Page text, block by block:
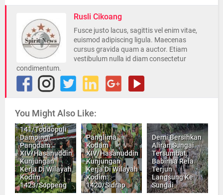
Rusli Cikoang
Fusce justo lacus, sagittis vel enim vitae,
euismod adipiscing ligula. Maecenas
cursus gravida quam a auctor. Etiam
vestibulum nulla id diam consectetur
condimentum.
You Might Also Like:
141/Toddopuli
Dampingi
Pangdam
XIV/Hasanuddin
Kunjungan
Kerja Di Wilayah
Kodim
1423/Soppeng
Panglima
Kodam
XIV/Hasanuddin
Kunjungan
Kerja Di Wilayah
Kodim
1420/Sidrap
Demi Bersihkan
Aliran Sungai
Tersumbat,
Babinsa Rela
Terjun
Langsung Ke
Sungai